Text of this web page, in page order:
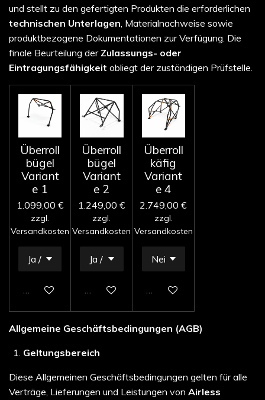
und stellt zu den gefertigten Produkten die erforderlichen
technischen Unterlagen, Materialnachweise sowie
produktbezogene Dokumentationen zur Verfügung. Die
finale Beurteilung der Zulassungs- oder
Eintragungsfähigkeit obliegt der zuständigen Prüfstelle.
Überroll
bügel
Variant
e 1
1.099,00 €
zzgl.
Versandkosten
In den Warenkorb
Überroll
bügel
Variant
e 2
1.249,00 €
zzgl.
Versandkosten
In den Warenkorb
Überroll
käfig
Variant
e 4
2.749,00 €
zzgl.
Versandkosten
In den Warenkorb
Allgemeine Geschäftsbedingungen (AGB)
Geltungsbereich
Diese Allgemeinen Geschäftsbedingungen gelten für alle
Verträge, Lieferungen und Leistungen von Airless